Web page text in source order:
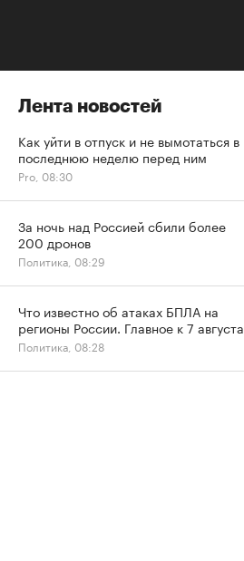
Лента новостей
Как уйти в отпуск и не вымотаться в
последнюю неделю перед ним
Pro, 08:30
За ночь над Россией сбили более
200 дронов
Политика, 08:29
Что известно об атаках БПЛА на
регионы России. Главное к 7 августа
Политика, 08:28